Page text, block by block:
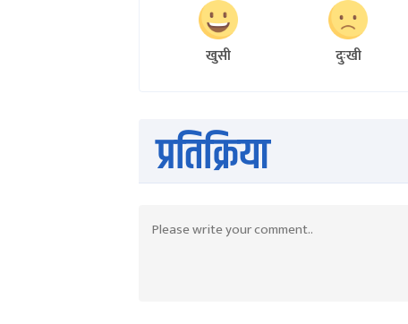
खुसी दुःखी
प्रतिक्रिया